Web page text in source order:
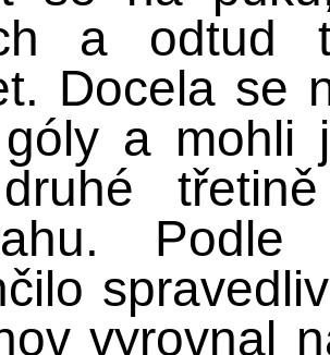
a odtud
Docela se
a mohli
vyrovnal